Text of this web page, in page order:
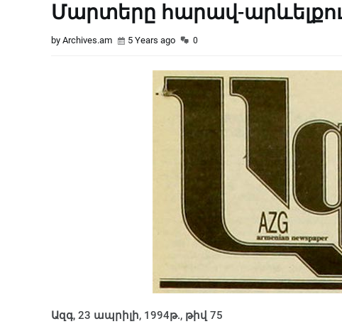
Մարտերը հարավ-
by Archives.am 5 Years ago 0
Ազգ, 23 ապրիլի, 1994թ., թիվ 75